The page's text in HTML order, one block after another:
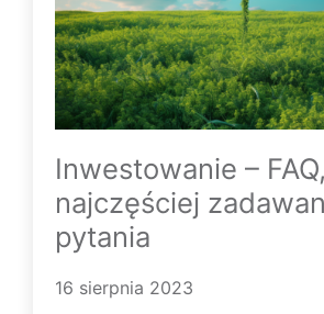
Inwestowanie –
najczęściej
pytania
16 sierpnia 2023